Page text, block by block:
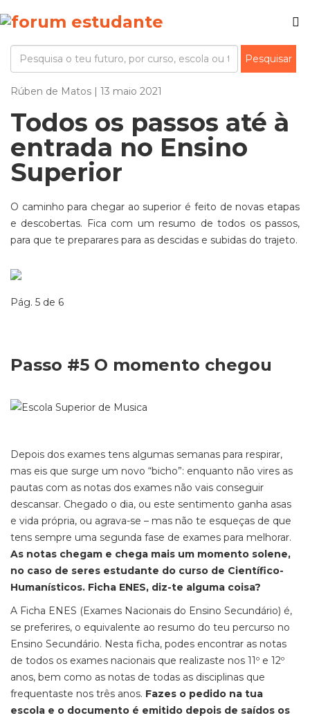
Rúben de Matos | 13 maio 2021
Todos os passos até à
entrada no Ensino
Superior
O caminho para chegar ao superior é feito de novas etapas
e descobertas. Fica com um resumo de todos os passos,
para que te preparares para as descidas e subidas do trajeto.
Pág. 5 de 6
Passo #5 O momento chegou
Depois dos exames tens algumas semanas para respirar,
mas eis que surge um novo “bicho”: enquanto não vires as
pautas com as notas dos exames não vais conseguir
descansar. Chegado o dia, ou este sentimento ganha asas
e vida própria, ou agrava-se – mas não te esqueças de que
tens sempre uma segunda fase de exames para melhorar.
As notas chegam e chega mais um momento solene,
no caso de seres estudante do curso de Científico-
Humanísticos. Ficha ENES, diz-te alguma coisa?
A Ficha ENES (Exames Nacionais do Ensino Secundário) é,
se preferires, o equivalente ao resumo do teu percurso no
Ensino Secundário. Nesta ficha, podes encontrar as notas
de todos os exames nacionais que realizaste nos 11º e 12º
anos, bem como as notas de todas as disciplinas que
frequentaste nos três anos. Fazes o pedido na tua
escola e o documento é emitido depois de saídos os